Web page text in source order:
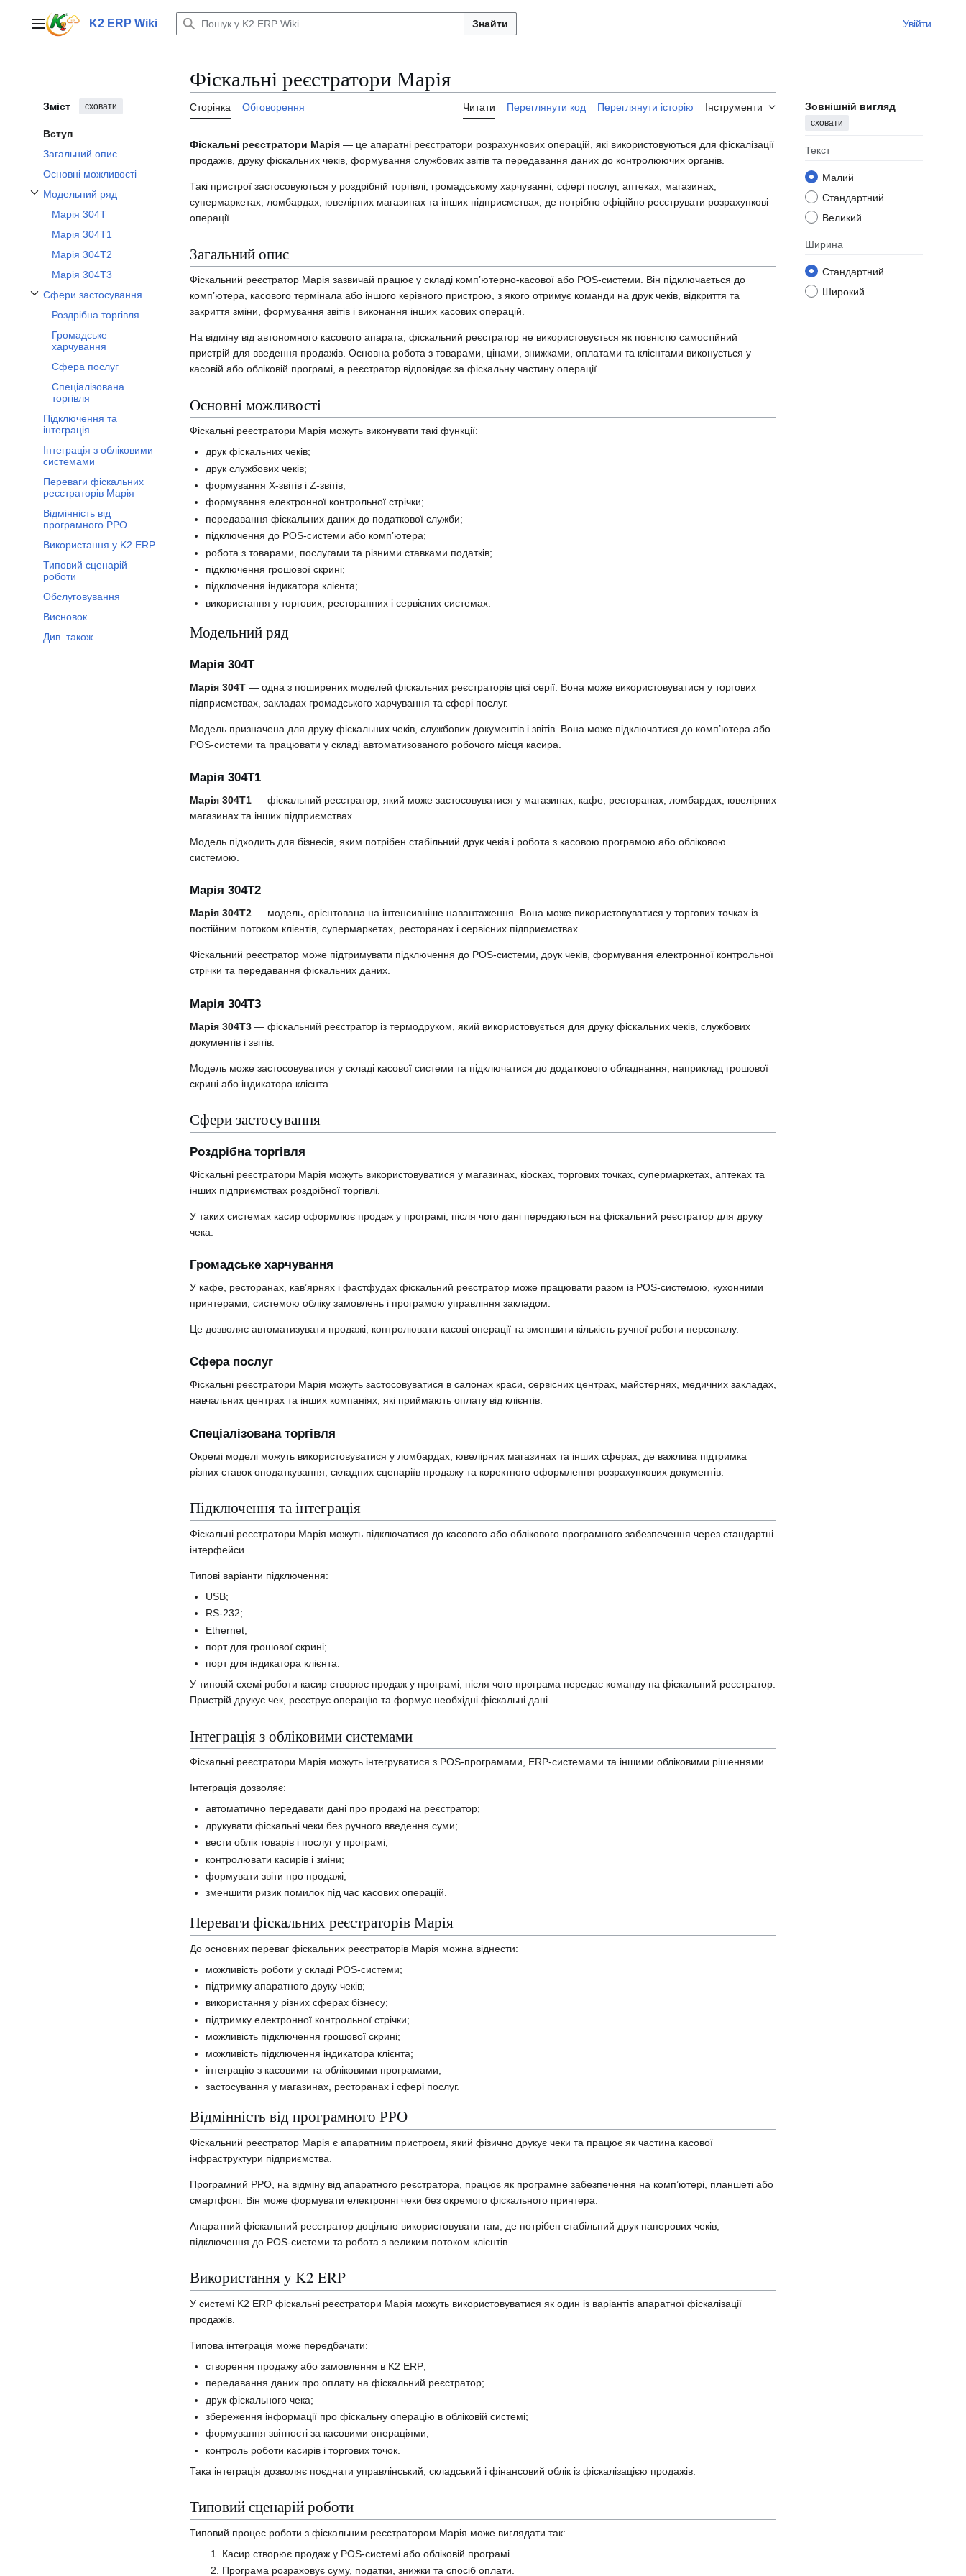
вмісту Головне менюK2 ERP Wiki Знайти Увійти
Зміст сховати
Вступ
Загальний опис
Основні можливості
Модельний ряд
Перемкнути підрозділ Модельний ряд
Марія 304Т
Марія 304Т1
Марія 304Т2
Марія 304Т3
Сфери застосування
Перемкнути підрозділ Сфери застосування
Роздрібна торгівля
Громадське
харчування
Сфера послуг
Спеціалізована
торгівля
Підключення та
інтеграція
Інтеграція з обліковими
системами
Переваги фіскальних
реєстраторів Марія
Відмінність від
програмного РРО
Використання у K2 ERP
Типовий сценарій
роботи
Обслуговування
Висновок
Див. також
Фіскальні реєстратори Марія
Сторінка Обговорення Читати Переглянути код Переглянути історію Інструменти Зовнішній вигляд
сховати
Текст
Малий
Стандартний
Великий
Ширина
Стандартний
Широкий
Фіскальні реєстратори Марія — це апаратні реєстратори розрахункових операцій, які використовуються для фіскалізації
продажів, друку фіскальних чеків, формування службових звітів та передавання даних до контролюючих органів.
Такі пристрої застосовуються у роздрібній торгівлі, громадському харчуванні, сфері послуг, аптеках, магазинах,
супермаркетах, ломбардах, ювелірних магазинах та інших підприємствах, де потрібно офіційно реєструвати розрахункові
операції.
Загальний опис
Фіскальний реєстратор Марія зазвичай працює у складі комп’ютерно-касової або POS-системи. Він підключається до
комп’ютера, касового термінала або іншого керівного пристрою, з якого отримує команди на друк чеків, відкриття та
закриття зміни, формування звітів і виконання інших касових операцій.
На відміну від автономного касового апарата, фіскальний реєстратор не використовується як повністю самостійний
пристрій для введення продажів. Основна робота з товарами, цінами, знижками, оплатами та клієнтами виконується у
касовій або обліковій програмі, а реєстратор відповідає за фіскальну частину операції.
Основні можливості
Фіскальні реєстратори Марія можуть виконувати такі функції:
друк фіскальних чеків;
друк службових чеків;
формування X-звітів і Z-звітів;
формування електронної контрольної стрічки;
передавання фіскальних даних до податкової служби;
підключення до POS-системи або комп’ютера;
робота з товарами, послугами та різними ставками податків;
підключення грошової скрині;
підключення індикатора клієнта;
використання у торгових, ресторанних і сервісних системах.
Модельний ряд
Марія 304Т
Марія 304Т — одна з поширених моделей фіскальних реєстраторів цієї серії. Вона може використовуватися у торгових
підприємствах, закладах громадського харчування та сфері послуг.
Модель призначена для друку фіскальних чеків, службових документів і звітів. Вона може підключатися до комп’ютера або
POS-системи та працювати у складі автоматизованого робочого місця касира.
Марія 304Т1
Марія 304Т1 — фіскальний реєстратор, який може застосовуватися у магазинах, кафе, ресторанах, ломбардах, ювелірних
магазинах та інших підприємствах.
Модель підходить для бізнесів, яким потрібен стабільний друк чеків і робота з касовою програмою або обліковою
системою.
Марія 304Т2
Марія 304Т2 — модель, орієнтована на інтенсивніше навантаження. Вона може використовуватися у торгових точках із
постійним потоком клієнтів, супермаркетах, ресторанах і сервісних підприємствах.
Фіскальний реєстратор може підтримувати підключення до POS-системи, друк чеків, формування електронної контрольної
стрічки та передавання фіскальних даних.
Марія 304Т3
Марія 304Т3 — фіскальний реєстратор із термодруком, який використовується для друку фіскальних чеків, службових
документів і звітів.
Модель може застосовуватися у складі касової системи та підключатися до додаткового обладнання, наприклад грошової
скрині або індикатора клієнта.
Сфери застосування
Роздрібна торгівля
Фіскальні реєстратори Марія можуть використовуватися у магазинах, кіосках, торгових точках, супермаркетах, аптеках та
інших підприємствах роздрібної торгівлі.
У таких системах касир оформлює продаж у програмі, після чого дані передаються на фіскальний реєстратор для друку
чека.
Громадське харчування
У кафе, ресторанах, кав’ярнях і фастфудах фіскальний реєстратор може працювати разом із POS-системою, кухонними
принтерами, системою обліку замовлень і програмою управління закладом.
Це дозволяє автоматизувати продажі, контролювати касові операції та зменшити кількість ручної роботи персоналу.
Сфера послуг
Фіскальні реєстратори Марія можуть застосовуватися в салонах краси, сервісних центрах, майстернях, медичних закладах,
навчальних центрах та інших компаніях, які приймають оплату від клієнтів.
Спеціалізована торгівля
Окремі моделі можуть використовуватися у ломбардах, ювелірних магазинах та інших сферах, де важлива підтримка
різних ставок оподаткування, складних сценаріїв продажу та коректного оформлення розрахункових документів.
Підключення та інтеграція
Фіскальні реєстратори Марія можуть підключатися до касового або облікового програмного забезпечення через стандартні
інтерфейси.
Типові варіанти підключення:
USB;
RS-232;
Ethernet;
порт для грошової скрині;
порт для індикатора клієнта.
У типовій схемі роботи касир створює продаж у програмі, після чого програма передає команду на фіскальний реєстратор.
Пристрій друкує чек, реєструє операцію та формує необхідні фіскальні дані.
Інтеграція з обліковими системами
Фіскальні реєстратори Марія можуть інтегруватися з POS-програмами, ERP-системами та іншими обліковими рішеннями.
Інтеграція дозволяє:
автоматично передавати дані про продажі на реєстратор;
друкувати фіскальні чеки без ручного введення суми;
вести облік товарів і послуг у програмі;
контролювати касирів і зміни;
формувати звіти про продажі;
зменшити ризик помилок під час касових операцій.
Переваги фіскальних реєстраторів Марія
До основних переваг фіскальних реєстраторів Марія можна віднести:
можливість роботи у складі POS-системи;
підтримку апаратного друку чеків;
використання у різних сферах бізнесу;
підтримку електронної контрольної стрічки;
можливість підключення грошової скрині;
можливість підключення індикатора клієнта;
інтеграцію з касовими та обліковими програмами;
застосування у магазинах, ресторанах і сфері послуг.
Відмінність від програмного РРО
Фіскальний реєстратор Марія є апаратним пристроєм, який фізично друкує чеки та працює як частина касової
інфраструктури підприємства.
Програмний РРО, на відміну від апаратного реєстратора, працює як програмне забезпечення на комп’ютері, планшеті або
смартфоні. Він може формувати електронні чеки без окремого фіскального принтера.
Апаратний фіскальний реєстратор доцільно використовувати там, де потрібен стабільний друк паперових чеків,
підключення до POS-системи та робота з великим потоком клієнтів.
Використання у K2 ERP
У системі K2 ERP фіскальні реєстратори Марія можуть використовуватися як один із варіантів апаратної фіскалізації
продажів.
Типова інтеграція може передбачати:
створення продажу або замовлення в K2 ERP;
передавання даних про оплату на фіскальний реєстратор;
друк фіскального чека;
збереження інформації про фіскальну операцію в обліковій системі;
формування звітності за касовими операціями;
контроль роботи касирів і торгових точок.
Така інтеграція дозволяє поєднати управлінський, складський і фінансовий облік із фіскалізацією продажів.
Типовий сценарій роботи
Типовий процес роботи з фіскальним реєстратором Марія може виглядати так:
Касир створює продаж у POS-системі або обліковій програмі.
Програма розраховує суму, податки, знижки та спосіб оплати.